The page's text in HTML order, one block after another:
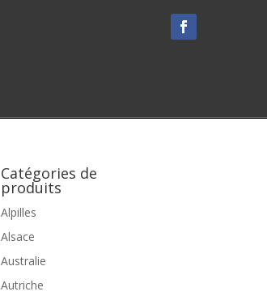
Catégories de
produits
Alpilles
Alsace
Australie
Autriche